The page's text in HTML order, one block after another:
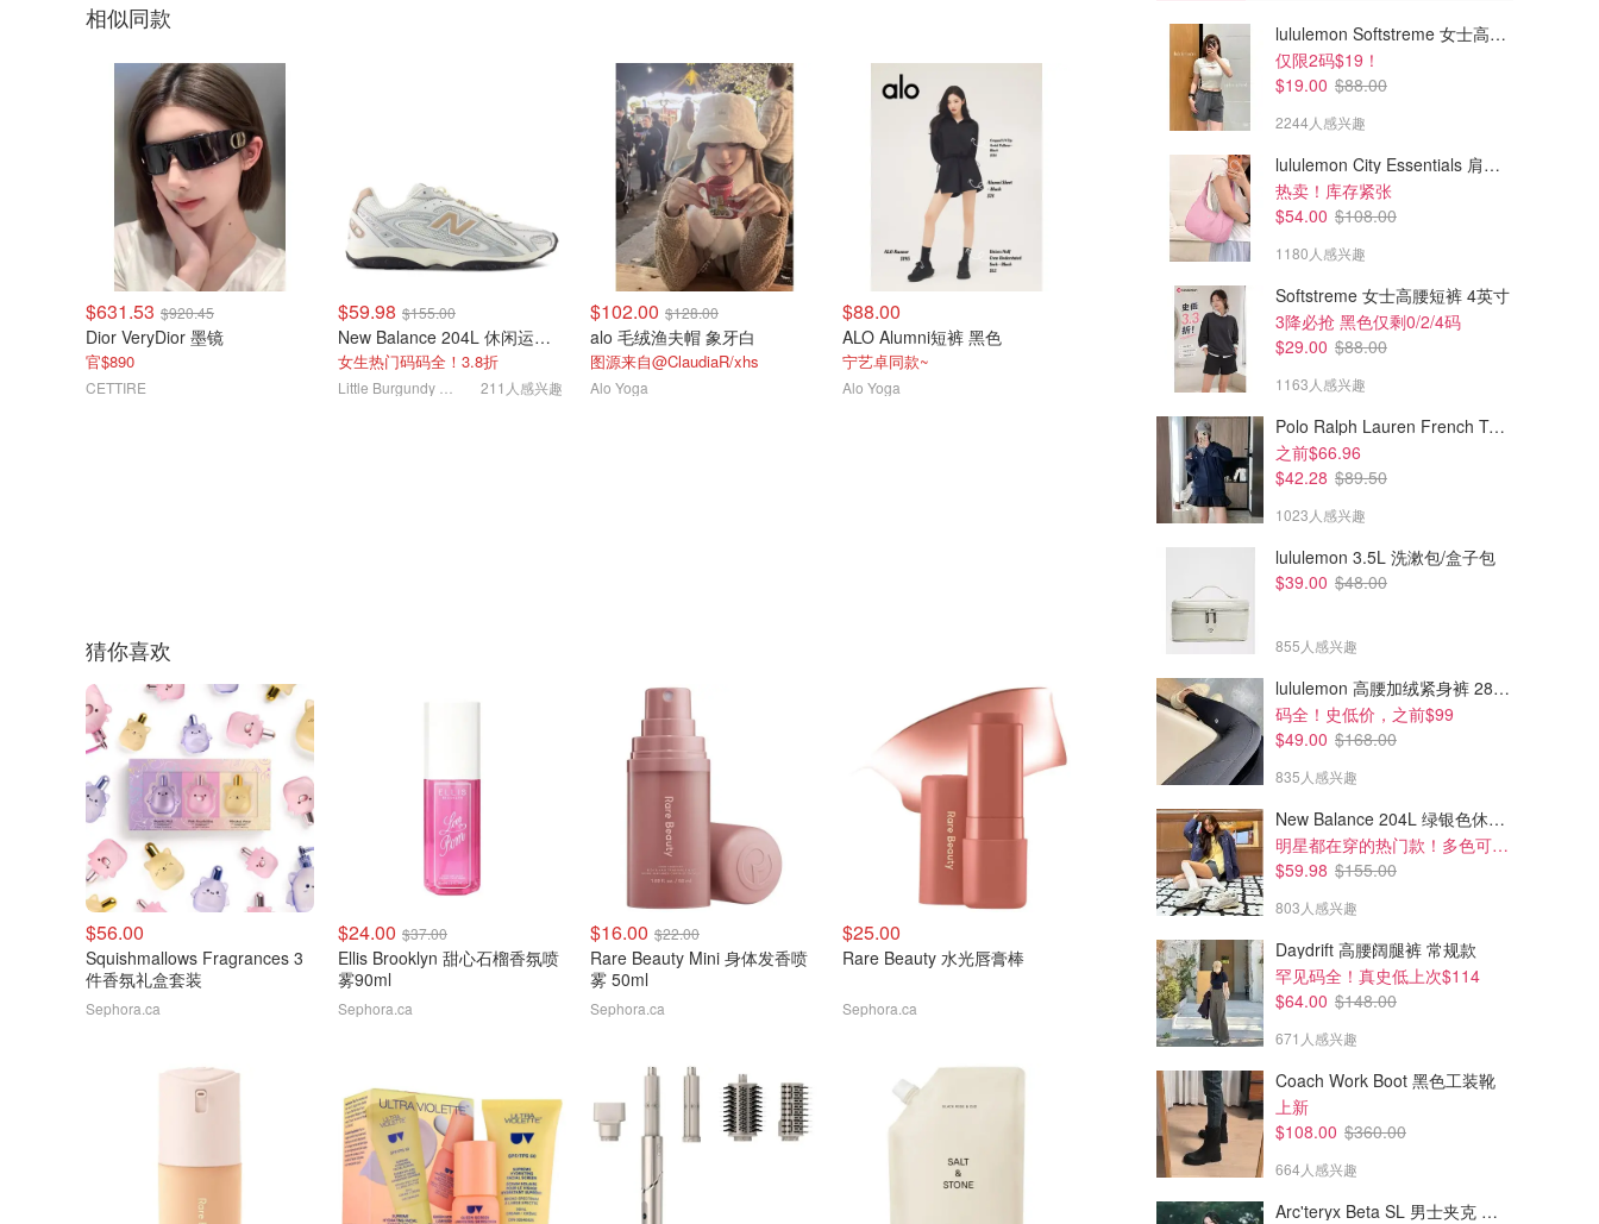
相似同款
$631.53 $920.45
Dior VeryDior 墨镜
官$890
CETTIRE
$59.98 $155.00
New Balance 204L 休闲运动鞋 灰银色
女生热门码码全！3.8折
211人感兴趣
$102.00 $128.00
alo 毛绒渔夫帽 象牙白
图源来自@ClaudiaR/xhs
Alo Yoga
$88.00
ALO Alumni短裤 黑色
宁艺卓同款~
Alo Yoga
$88.00
ALO Alumni 短裤 藏蓝色
$88.00
alo 罗纹背心 黑色
图源来自@linn1/xhs
Alo Yoga
猜你喜欢
$56.00
Squishmallows Fragrances 3
件香氛礼盒套装
Sephora.ca
$24.00 $37.00
Ellis Brooklyn 甜心石榴香氛喷
雾90ml
Sephora.ca
$16.00 $22.00
Rare Beauty Mini 身体发香喷
雾 50ml
Sephora.ca
$25.00
Rare Beauty 水光唇膏棒
Sephora.ca
lululemon Softstreme 女士高腰短裤 10cm
仅限2码$19！
$19.00 $88.00
2244人感兴趣
lululemon City Essentials 肩背包 4L
热卖！库存紧张
$54.00 $108.00
1180人感兴趣
Softstreme 女士高腰短裤 4英寸
3降必抢 黑色仅剩0/2/4码
$29.00 $88.00
1163人感兴趣
Polo Ralph Lauren French Terry 女童连帽卫衣 7-16码
之前$66.96
$42.28 $89.50
1023人感兴趣
lululemon 3.5L 洗漱包/盒子包
$39.00 $48.00
855人感兴趣
lululemon 高腰加绒紧身裤 28"≈71cm 5个口袋
码全！史低价，之前$99
$49.00 $168.00
835人感兴趣
New Balance 204L 绿银色休闲鞋
明星都在穿的热门款！多色可选 3.8折
$59.98 $155.00
803人感兴趣
Daydrift 高腰阔腿裤 常规款
罕见码全！真史低上次$114
$64.00 $148.00
671人感兴趣
Coach Work Boot 黑色工装靴
上新
$108.00 $360.00
664人感兴趣
Arc'teryx Beta SL 男士夹克 黑色